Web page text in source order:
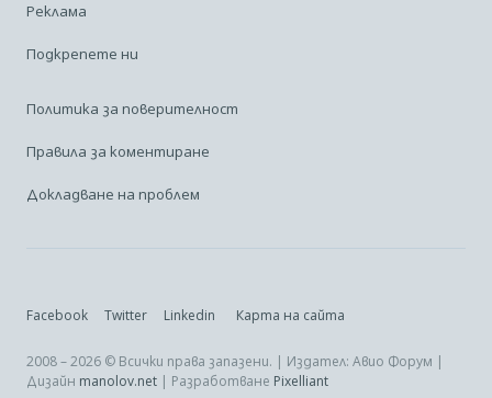
Реклама
Подкрепете ни
Политика за поверителност
Правила за коментиране
Докладване на проблем
Facebook Twitter Linkedin Карта на сайта
2008 – 2026 © Всички права запазени. | Издател: Авио Форум |
Дизайн manolov.net | Разработване Pixelliant